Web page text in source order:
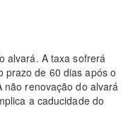
alvará. A taxa sofrerá
prazo de 60 dias após o
renovação do alvará
a caducidade do